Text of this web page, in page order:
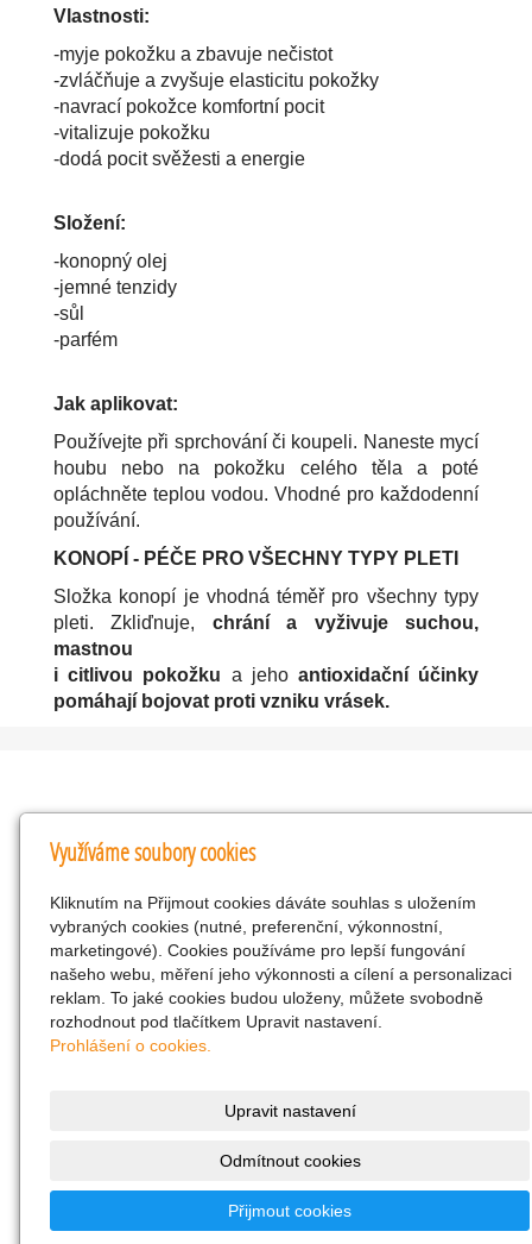
Vlastnosti:
-myje pokožku a zbavuje nečistot
-zvláčňuje a zvyšuje elasticitu pokožky
-navrací pokožce komfortní pocit
-vitalizuje pokožku
-dodá pocit svěžesti a energie
Složení:
-konopný olej
-jemné tenzidy
-sůl
-parfém
Jak aplikovat:
Používejte při sprchování či koupeli. Naneste mycí
houbu nebo na pokožku celého těla a poté
opláchněte teplou vodou. Vhodné pro každodenní
používání.
KONOPÍ - PÉČE PRO VŠECHNY TYPY PLETI
Složka konopí je vhodná téměř pro všechny typy
pleti. Zkliďnuje, chrání a vyživuje suchou,
mastnou
i citlivou pokožku a jeho antioxidační účinky
pomáhají bojovat proti vzniku vrásek.
Kontakty
KNK obchodní společnost s r.o.
Komenského 127, Žacléř, 542 01 Číslo účtu:
286293602/0300
25298518
CZ25298518
info@drogerienacestach.cz
286293602/0300
Využíváme soubory cookies
Kliknutím na Přijmout cookies dáváte souhlas s uložením
vybraných cookies (nutné, preferenční, výkonnostní,
marketingové). Cookies používáme pro lepší fungování
našeho webu, měření jeho výkonnosti a cílení a personalizaci
reklam. To jaké cookies budou uloženy, můžete svobodně
rozhodnout pod tlačítkem Upravit nastavení.
Prohlášení o cookies.
Upravit nastavení
Odmítnout cookies
Přijmout cookies